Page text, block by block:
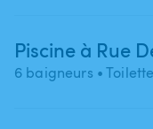
Piscine à Rue
6 baigneurs •